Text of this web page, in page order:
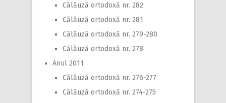
Călăuză ortodoxă nr. 282
Călăuză ortodoxă nr. 281
Călăuză ortodoxă nr. 279-280
Călăuză ortodoxă nr. 278
Anul 2011
Călăuză ortodoxă nr. 276-277
Călăuză ortodoxă nr. 274-275